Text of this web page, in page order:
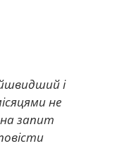
і
не
запит